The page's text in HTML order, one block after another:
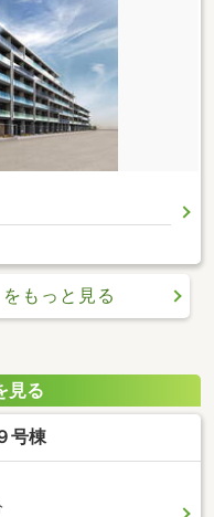
をもっと見る
見る
号棟